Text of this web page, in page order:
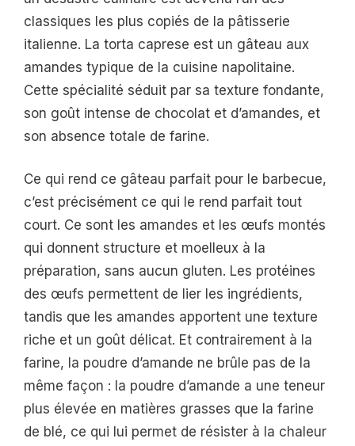
classiques les plus copiés de la pâtisserie
italienne. La torta caprese est un gâteau aux
amandes typique de la cuisine napolitaine.
Cette spécialité séduit par sa texture fondante,
son goût intense de chocolat et d’amandes, et
son absence totale de farine.
Ce qui rend ce gâteau parfait pour le barbecue,
c’est précisément ce qui le rend parfait tout
court. Ce sont les amandes et les œufs montés
qui donnent structure et moelleux à la
préparation, sans aucun gluten. Les protéines
des œufs permettent de lier les ingrédients,
tandis que les amandes apportent une texture
riche et un goût délicat. Et contrairement à la
farine, la poudre d’amande ne brûle pas de la
même façon : la poudre d’amande a une teneur
plus élevée en matières grasses que la farine
de blé, ce qui lui permet de résister à la chaleur